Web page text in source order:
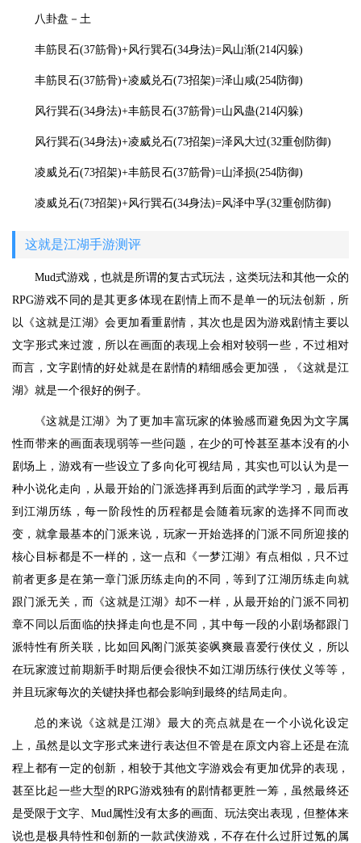
八卦盘－土
丰筋艮石(37筋骨)+风行巽石(34身法)=风山渐(214闪躲)
丰筋艮石(37筋骨)+凌威兑石(73招架)=泽山咸(254防御)
风行巽石(34身法)+丰筋艮石(37筋骨)=山风蛊(214闪躲)
风行巽石(34身法)+凌威兑石(73招架)=泽风大过(32重创防御)
凌威兑石(73招架)+丰筋艮石(37筋骨)=山泽损(254防御)
凌威兑石(73招架)+风行巽石(34身法)=风泽中孚(32重创防御)
这就是江湖手游测评
Mud式游戏，也就是所谓的复古式玩法，这类玩法和其他一众的
RPG游戏不同的是其更多体现在剧情上而不是单一的玩法创新，所
以《这就是江湖》会更加看重剧情，其次也是因为游戏剧情主要以
文字形式来过渡，所以在画面的表现上会相对较弱一些，不过相对
而言，文字剧情的好处就是在剧情的精细感会更加强，《这就是江
湖》就是一个很好的例子。
《这就是江湖》为了更加丰富玩家的体验感而避免因为文字属
性而带来的画面表现弱等一些问题，在少的可怜甚至基本没有的小
剧场上，游戏有一些设立了多向化可视结局，其实也可以认为是一
种小说化走向，从最开始的门派选择再到后面的武学学习，最后再
到江湖历练，每一阶段性的历程都是会随着玩家的选择不同而改
变，就拿最基本的门派来说，玩家一开始选择的门派不同所迎接的
核心目标都是不一样的，这一点和《一梦江湖》有点相似，只不过
前者更多是在第一章门派历练走向的不同，等到了江湖历练走向就
跟门派无关，而《这就是江湖》却不一样，从最开始的门派不同初
章不同以后面临的抉择走向也是不同，其中每一段的小剧场都跟门
派特性有所关联，比如回风阁门派英姿飒爽最喜爱行侠仗义，所以
在玩家渡过前期新手时期后便会很快不如江湖历练行侠仗义等等，
并且玩家每次的关键抉择也都会影响到最终的结局走向。
总的来说《这就是江湖》最大的亮点就是在一个小说化设定
上，虽然是以文字形式来进行表达但不管是在原文内容上还是在流
程上都有一定的创新，相较于其他文字游戏会有更加优异的表现，
甚至比起一些大型的RPG游戏独有的剧情都更胜一筹，虽然最终还
是受限于文字、Mud属性没有太多的画面、玩法突出表现，但整体来
说也是极具特性和创新的一款武侠游戏，不存在什么过肝过氪的属